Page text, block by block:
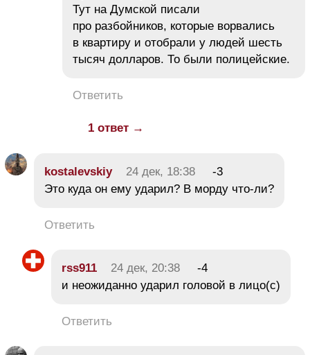
Тут на Думской писали
про разбойников, которые ворвались
в квартиру и отобрали у людей шесть
тысяч долларов. То были полицейские.
Ответить
1 ответ →
kostalevskiy 24 дек, 18:38
-3
Это куда он ему ударил? В морду что-ли?
Ответить
rss911 24 дек, 20:38
-4
и неожиданно ударил головой в лицо(с)
Ответить